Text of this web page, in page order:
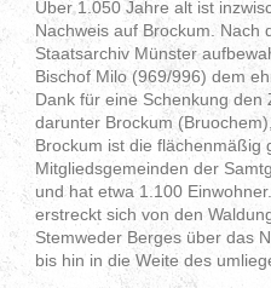
Über 1.050 Jahre alt ist
Nachweis auf Brockum. Nach
Staatsarchiv Münster
Bischof Milo (969/996) dem
Dank für eine Schenkung
darunter Brockum
Brockum ist die flächenmäßig
Mitgliedsgemeinden der
und hat etwa 1.100
erstreckt sich von den
Stemweder Berges über das
bis hin in die Weite des